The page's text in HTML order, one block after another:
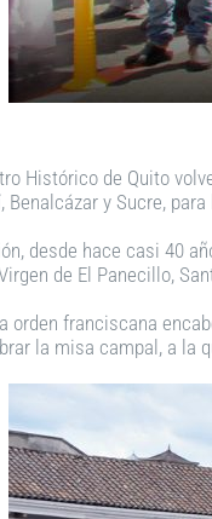
Histórico de Quito
Benalcázar y Sucre,
desde hace casi 40
de El Panecillo,
orden franciscana
la misa campal, a la